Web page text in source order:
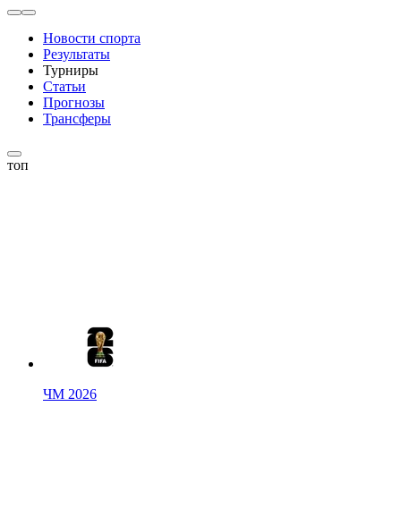
Новости спорта
Результаты
Турниры
Статьи
Прогнозы
Трансферы
топ
ЧМ 2026